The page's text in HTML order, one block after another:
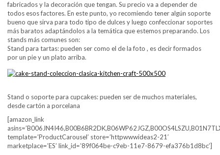
fabricados y la decoración que tengan. Su precio va a depender de
todos esos factores. En este punto, yo recomiendo tener algún soporte
bueno que sirva para todo tipo de dulces y luego confeccionar soportes
más baratos adaptándolos a la temática que estemos preparando. Los
stands más comunes son:
Stand para tartas: pueden ser como el de la foto , es decir formados
por un pie y un plato arriba.
Stand o soporte para cupcakes: pueden ser de muchos materiales,
desde cartón a porcelana
[amazon_link
template=’ProductCarousel’ store=’httpwwwideas2-21′
marketplace=’ES’ link_id=’89f064be-c9eb-11e7-8679-efa376b1d8bc’]